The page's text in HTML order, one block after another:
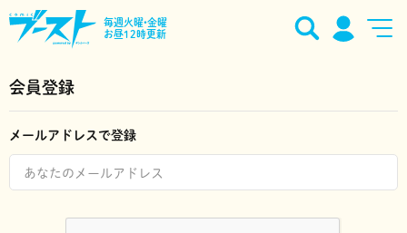
毎週火曜•金曜
お昼12時更新
会員登録
メールアドレスで登録